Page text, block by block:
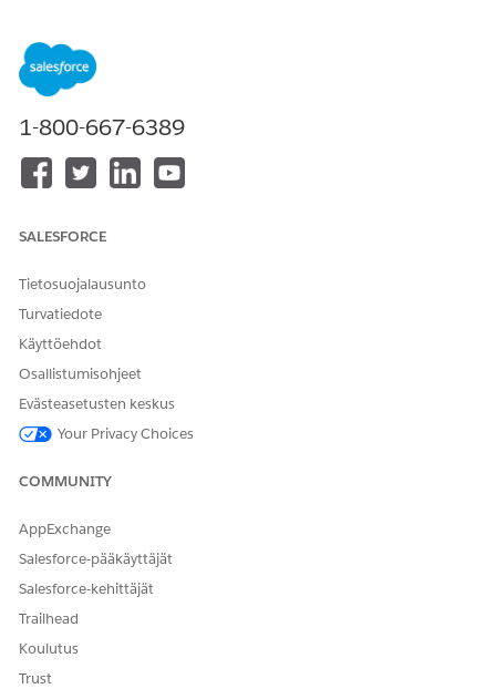
ihmisten ja organisaatioiden välisiä suhteita helposti.
Henkilötilien ottaminen käyttöön Life Sciences Cloudissa
Ota henkilötilit käyttöön, jotta voit käyttää niitä
edustamaan potilaita ja jäseniä Life Sciences Cloud -
organisaatiossasi.
Luo sivuasetteluita ja kohdista niitä eri tietuetyyppeihin,
erityypeistä, joiden kanssa organisaatiosi vuorovaikuttaa.
Luo esimerkiksi erilliset yritystilien tietuetyypit eri
sivuasetteluilla apteekeille, maksajille ja terveydenhuollon
1-800-667-6389
SALESFORCE
Tietosuojalausunto
Turvatiedote
Käyttöehdot
Osallistumisohjeet
Evästeasetusten keskus
Your Privacy Choices
COMMUNITY
AppExchange
Salesforce-pääkäyttäjät
Salesforce-kehittäjät
Trailhead
Koulutus
Trust